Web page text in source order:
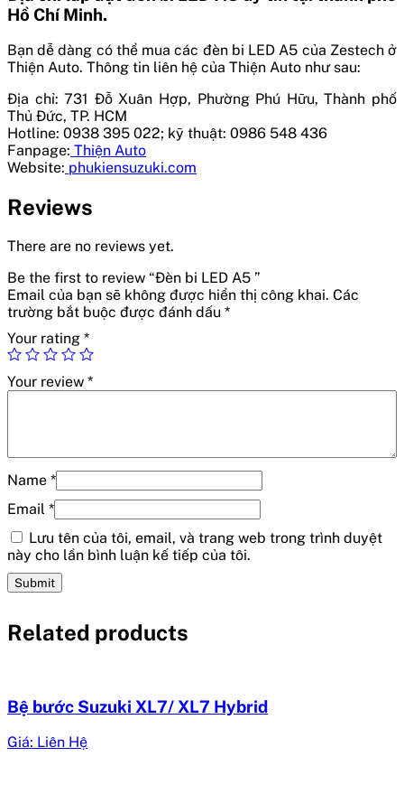
Hồ Chí Minh.
Bạn dễ dàng có thể mua các đèn bi LED A5 của Zestech ở
Thiện Auto. Thông tin liên hệ của Thiện Auto như sau:
Địa chỉ: 731 Đỗ Xuân Hợp, Phường Phú Hữu, Thành phố
Thủ Đức, TP. HCM
Hotline: 0938 395 022; kỹ thuật: 0986 548 436
Fanpage: Thiện Auto
Website: phukiensuzuki.com
Reviews
There are no reviews yet.
Be the first to review “Đèn bi LED A5 ”
Email của bạn sẽ không được hiển thị công khai. Các
trường bắt buộc được đánh dấu *
Your rating *
Your review *
Name *
Email *
Lưu tên của tôi, email, và trang web trong trình duyệt
này cho lần bình luận kế tiếp của tôi.
Related products
Bệ bước Suzuki XL7/ XL7 Hybrid
Giá: Liên Hệ